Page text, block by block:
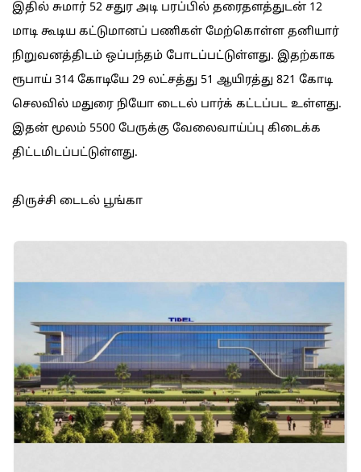
இதில் சுமார் 52 சதுர அடி பரப்பில் தரைதளத்துடன் 12
மாடி கூடிய கட்டுமானப் பணிகள் மேற்கொள்ள தனியார்
நிறுவனத்திடம் ஒப்பந்தம் போடப்பட்டுள்ளது. இதற்காக
ரூபாய் 314 கோடியே 29 லட்சத்து 51 ஆயிரத்து 821 கோடி
செலவில் மதுரை நியோ டைடல் பார்க் கட்டப்பட உள்ளது.
இதன் மூலம் 5500 பேருக்கு வேலைவாய்ப்பு கிடைக்க
திட்டமிடப்பட்டுள்ளது.
திருச்சி டைடல் பூங்கா